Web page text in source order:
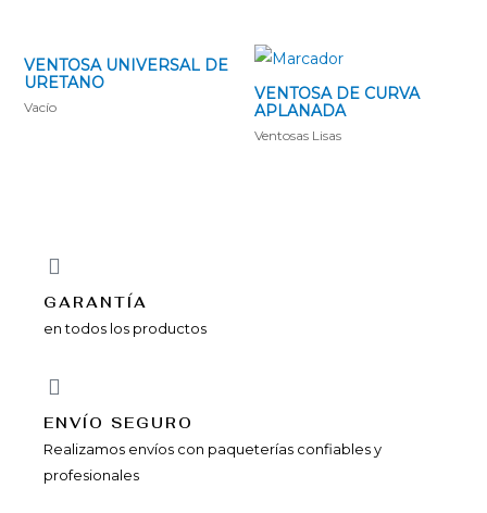
VENTOSA UNIVERSAL DE
URETANO
Vacío
VENTOSA DE CURVA
APLANADA
Ventosas Lisas
GARANTÍA
en todos los productos
ENVÍ­O SEGURO
Realizamos envíos con paqueterías confiables y
profesionales